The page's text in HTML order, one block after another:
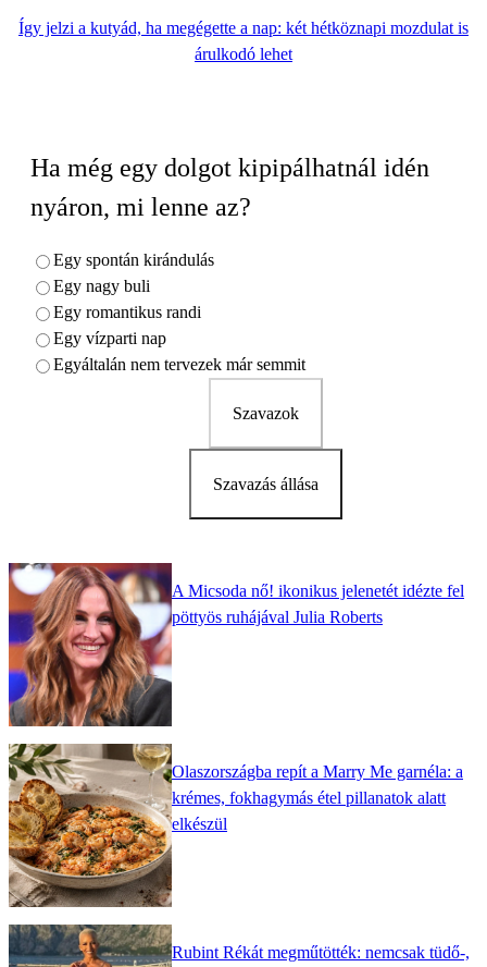
Így jelzi a kutyád, ha megégette a nap: két hétköznapi mozdulat is
árulkodó lehet
Ha még egy dolgot kipipálhatnál idén
nyáron, mi lenne az?
Egy spontán kirándulás
Egy nagy buli
Egy romantikus randi
Egy vízparti nap
Egyáltalán nem tervezek már semmit
Szavazok
Szavazás állása
A Micsoda nő! ikonikus jelenetét idézte fel
pöttyös ruhájával Julia Roberts
Olaszországba repít a Marry Me garnéla: a
krémes, fokhagymás étel pillanatok alatt
elkészül
Rubint Rékát megműtötték: nemcsak tüdő-,